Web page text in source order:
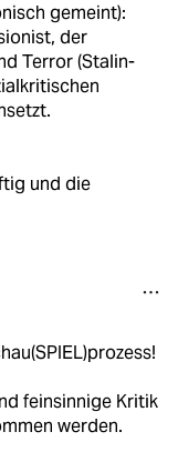
gemeint):
der
Terror (Stalin-
und die
feinsinnige Kritik
werden.